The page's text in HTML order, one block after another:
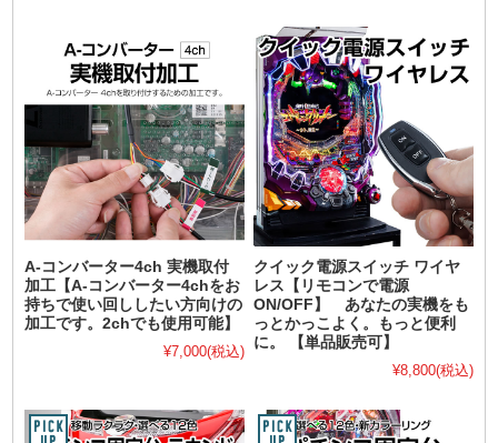
A-コンバーター4ch 実機取付
加工【A-コンバーター4chをお
持ちで使い回ししたい方向けの
加工です。2chでも使用可能】
¥7,000(税込)
クイック電源スイッチ ワイヤ
レス【リモコンで電源
ON/OFF】 あなたの実機をも
っとかっこよく。もっと便利
に。 【単品販売可】
¥8,800(税込)